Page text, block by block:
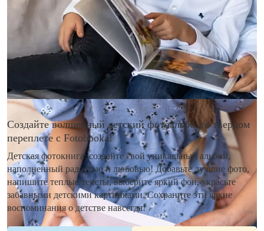
Создайте волшебный детский фотоальбом в твердом
переплете с Fotobooka!
Детская фотокнига: создайте свой уникальный альбом,
наполненный радостью и любовью! Добавьте лучшие фото,
напишите теплые тексты, выберите яркий фон, украсьте
забавными детскими картинками. Сохраните эти яркие
воспоминания о детстве навсегда!